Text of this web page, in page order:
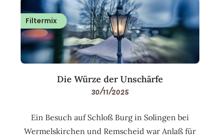
Filtermix
Die Würze der Unschärfe
30/11/2025
Ein Besuch auf Schloß Burg in Solingen bei
Wermelskirchen und Remscheid war Anlaß für